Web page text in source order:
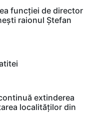
funcției de director
raionul Ștefan
extinderea
localităților din